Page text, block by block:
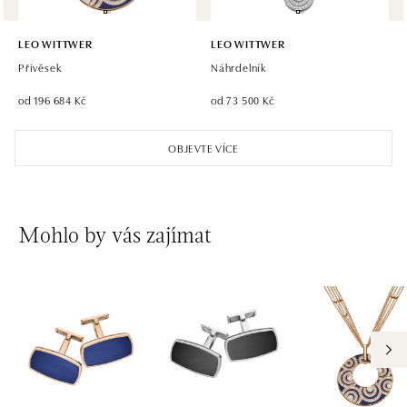
OBJEVTE VÍCE
LEO WITTWER
Přívěsek
od 196 684 Kč
LEO WITTWER
Náhrdelník
od 73 500 Kč
Mohlo by vás zajímat